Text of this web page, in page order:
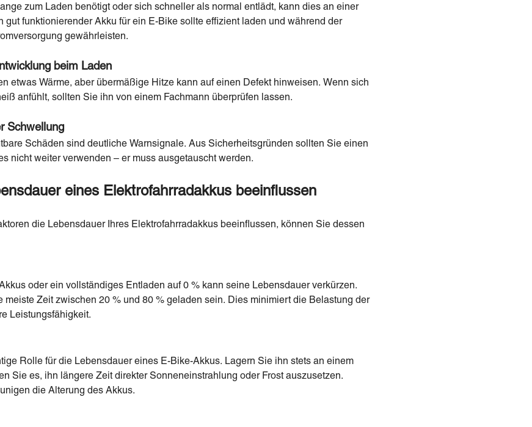
zum Laden benötigt oder sich schneller als normal entlädt, kann dies an einer
gut funktionierender Akku für ein E-Bike sollte effizient laden und während der
gewährleisten.
beim Laden
etwas Wärme, aber übermäßige Hitze kann auf einen Defekt hinweisen. Wenn sich
anfühlt, sollten Sie ihn von einem Fachmann überprüfen lassen.
Schwellung
Schäden sind deutliche Warnsignale. Aus Sicherheitsgründen sollten Sie einen
nicht weiter verwenden – er muss ausgetauscht werden.
eines Elektrofahrradakkus beeinflussen
die Lebensdauer Ihres Elektrofahrradakkus beeinflussen, können Sie dessen
oder ein vollständiges Entladen auf 0 % kann seine Lebensdauer verkürzen.
meiste Zeit zwischen 20 % und 80 % geladen sein. Dies minimiert die Belastung der
Leistungsfähigkeit.
Rolle für die Lebensdauer eines E-Bike-Akkus. Lagern Sie ihn stets an einem
Sie es, ihn längere Zeit direkter Sonneneinstrahlung oder Frost auszusetzen.
die Alterung des Akkus.